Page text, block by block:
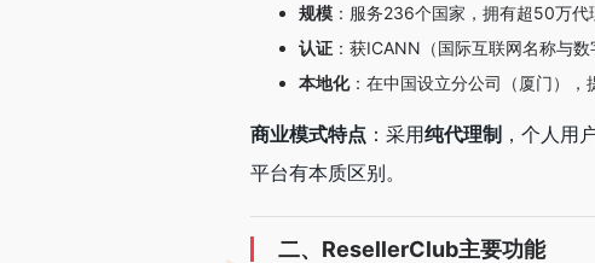
规模 ：服务236个国家，拥有超50万
认证 ：获ICANN（国际互联网名称与
本地化：在中国设立分公司（厦门），
商业模式特点 ：采用纯代理制 ，个人用
平台有本质区别。
二、ResellerClub主要功能